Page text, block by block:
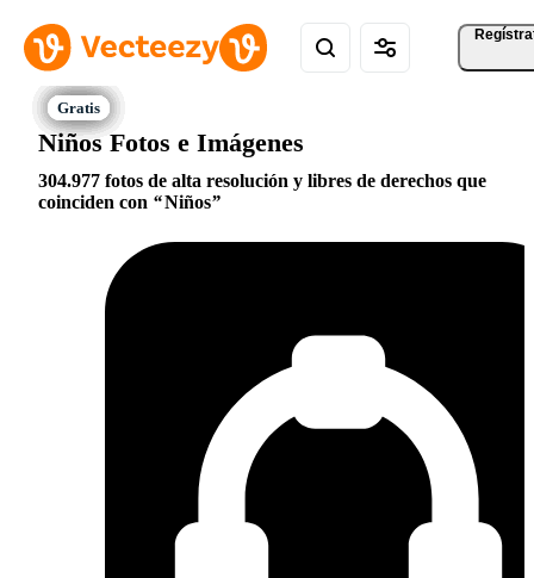
Niños Fotos e Imágenes
304.977 fotos de alta resolución y libres de derechos que
coinciden con
Niños